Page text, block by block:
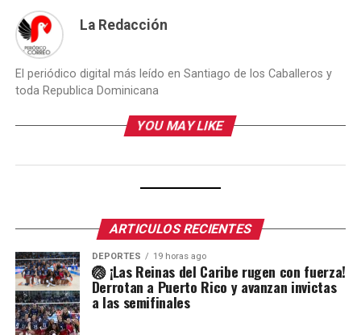
La Redacción
El periódico digital más leído en Santiago de los Caballeros y
toda Republica Dominicana
YOU MAY LIKE
ARTICULOS RECIENTES
DEPORTES 19 horas ago
🏐 ¡Las Reinas del Caribe rugen con fuerza!
Derrotan a Puerto Rico y avanzan invictas
a las semifinales